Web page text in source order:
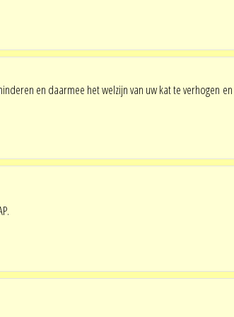
en daarmee het welzijn van uw kat te verhogen en